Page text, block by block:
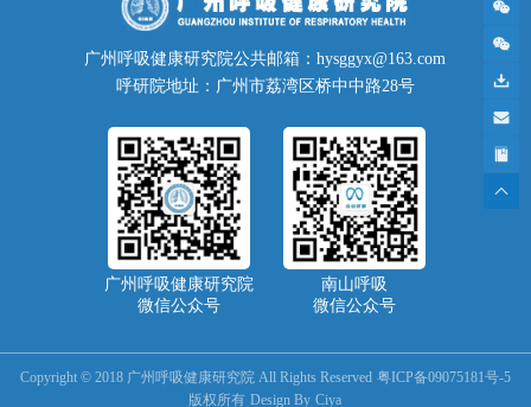
广州呼吸健康研究院公共邮箱：hysggyx@163.com
呼研院地址：广州市荔湾区桥中中路28号
广州呼吸健康研究院
微信公众号
南山呼吸
微信公众号
Copyright © 2018 广州呼吸健康研究院 All Rights Reserved 粤ICP备09075181号-5
版权所有 Design By Ciya